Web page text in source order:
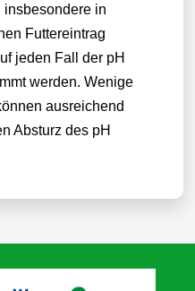
in
Futtereintrag
jeden Fall der pH
werden. Wenige
ausreichend
Absturz des pH